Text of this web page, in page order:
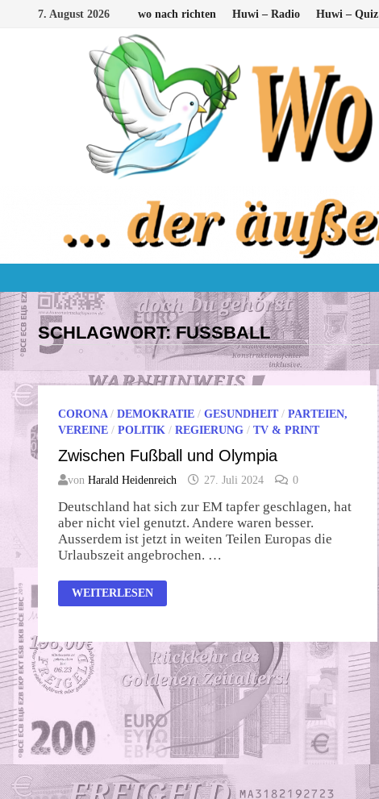
7. August 2026 wo nach richten Huwi – Radio Huwi – Quiz
SCHLAGWORT:FUSSBALL
CORONA / DEMOKRATIE / GESUNDHEIT/ PARTEIEN,
VEREINE / POLITIK / REGIERUNG / TV & PRINT
Zwischen Fußball und Olympia
von Harald Heidenreich 27. Juli 2024 0
Deutschland hat sich zur EM tapfer geschlagen, hat
aber nicht viel genutzt. Andere waren besser.
Ausserdem ist jetzt in weiten Teilen Europas die
Urlaubszeit angebrochen. …
ZWISCHEN
FUSSBALL U
WEITERLESEN